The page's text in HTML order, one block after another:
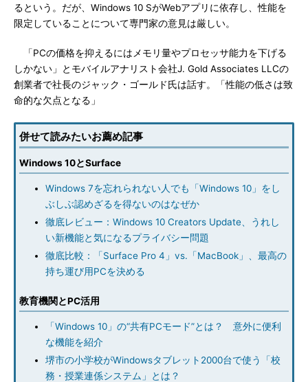
るという。だが、Windows 10 SがWebアプリに依存し、性能を
限定していることについて専門家の意見は厳しい。
「PCの価格を抑えるにはメモリ量やプロセッサ能力を下げる
しかない」とモバイルアナリスト会社J. Gold Associates LLCの
創業者で社長のジャック・ゴールド氏は話す。「性能の低さは致
命的な欠点となる」
併せて読みたいお薦め記事
Windows 10とSurface
Windows 7を忘れられない人でも「Windows 10」をし
ぶしぶ認めざるを得ないのはなぜか
徹底レビュー：Windows 10 Creators Update、うれし
い新機能と気になるプライバシー問題
徹底比較：「Surface Pro 4」vs.「MacBook」、最高の
持ち運び用PCを決める
教育機関とPC活用
「Windows 10」の“共有PCモード”とは？ 意外に便利
な機能を紹介
堺市の小学校がWindowsタブレット2000台で使う「校
務・授業連係システム」とは？